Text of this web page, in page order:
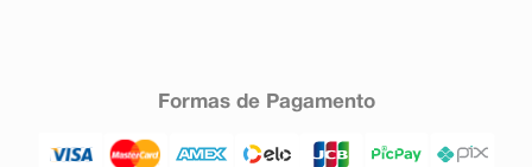
Formas de Pagamento